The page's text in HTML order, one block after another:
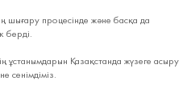
шығару процесінде және басқа да
берді.
ұстанымдарын Қазақстанда жүзеге асыру
сенімдіміз.